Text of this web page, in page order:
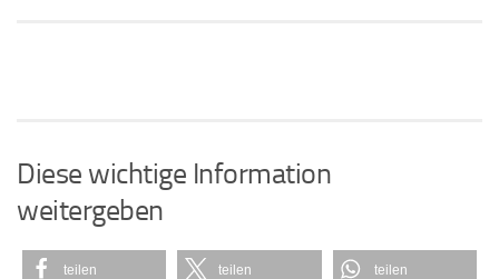
Diese wichtige Information
weitergeben
teilen teilen teilen